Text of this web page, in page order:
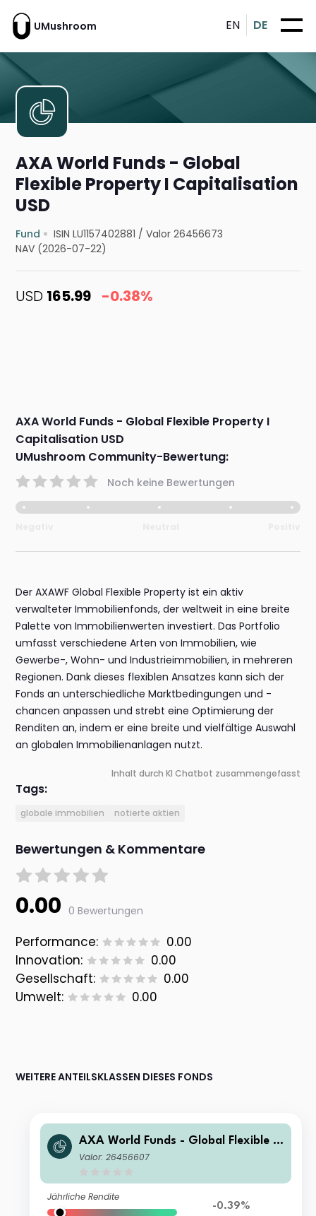
UMushroom EN DE
AXA World Funds - Global
Flexible Property I Capitalisation
USD
Fund ISIN LU1157402881 /Valor 26456673
NAV (2026-07-22)
USD 165.99 -0.38%
AXA World Funds - Global Flexible Property I
Capitalisation USD
UMushroom Community-Bewertung:
Noch keine Bewertungen
Der AXAWF Global Flexible Property ist ein aktiv
verwalteter Immobilienfonds, der weltweit in eine breite
Palette von Immobilienwerten investiert. Das Portfolio
umfasst verschiedene Arten von Immobilien, wie
Gewerbe-, Wohn- und Industrieimmobilien, in mehreren
Regionen. Dank dieses flexiblen Ansatzes kann sich der
Fonds an unterschiedliche Marktbedingungen und -
chancen anpassen und strebt eine Optimierung der
Renditen an, indem er eine breite und vielfältige Auswahl
an globalen Immobilienanlagen nutzt.
Inhalt durch KI Chatbot zusammengefasst
Tags:
globale immobilien notierte aktien
Bewertungen & Kommentare
0.00 0 Bewertungen
Performance:
0.00
Innovation:
0.00
Gesellschaft:
0.00
Umwelt:
0.00
WEITERE ANTEILSKLASSEN DIESES FONDS
AXA World Funds - Global Flexible P
roperty F Capitalisation USD
Valor: 26456607
Jährliche Rendite
-0.39%